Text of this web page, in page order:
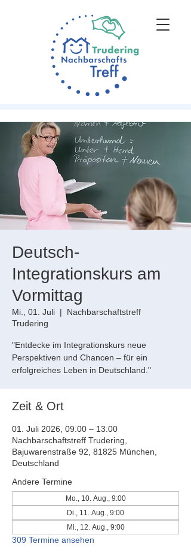
Deutsch-
Integrationskurs am
Vormittag
Mi., 01. Juli
  |
Nachbarschaftstreff
Trudering
"Entdecke im Integrationskurs neue
Perspektiven und Chancen – für ein
erfolgreiches Leben in Deutschland."
Zeit & Ort
01. Juli 2026, 09:00 – 13:00
Nachbarschaftstreff Trudering,
Bajuwarenstraße 92, 81825 München,
Deutschland
Andere Termine
Mo., 10. Aug., 9:00
Di., 11. Aug., 9:00
Mi., 12. Aug., 9:00
309 Termine ansehen